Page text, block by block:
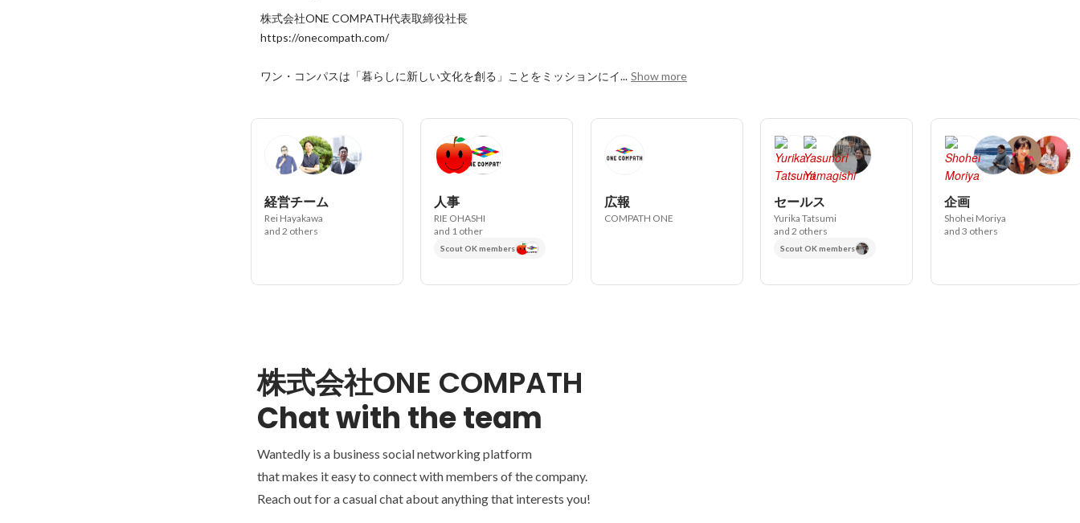
株式会社ONE COMPATH代表取締役社長
https://onecompath.com/
ワン・コンパスは「暮らしに新しい文化を創る」ことをミッションにイ... Show more
経営チーム
Rei Hayakawa
and 2 others
人事
RIE OHASHI
and 1 other
Scout OK members
広報
COMPATH ONE
セールス
Yurika Tatsumi
and 2 others
Scout OK members
企画
Shohei Moriya
and 3 others
株式会社ONE COMPATH
Chat with the team
Wantedly is a business social networking platform
that makes it easy to connect with members of the company.
Reach out for a casual chat about anything that interests you!